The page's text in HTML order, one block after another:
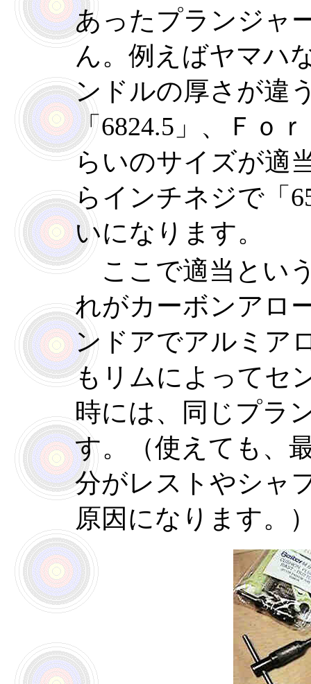
あったプランジャ
ん。例えばヤマハ
ンドルの厚さが違
「6824.5」、Ｆｏ
らいのサイズが適
らインチネジで「
いになります。
ここで適当とい
れがカーボンアロ
ンドアでアルミア
もリムによってセ
時には、同じプラ
す。（使えても、
分がレストやシャ
原因になります。